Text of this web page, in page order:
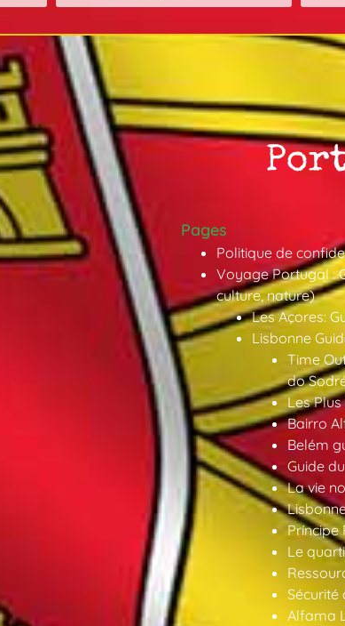
Pages
Politique de
Voyage Portugal :
culture, nature)
Les Açores:
Lisbonne
Time
do
Les
Bairro
Belém
Guide
La vie
Príncipe
Le
Sécurité
Alfama